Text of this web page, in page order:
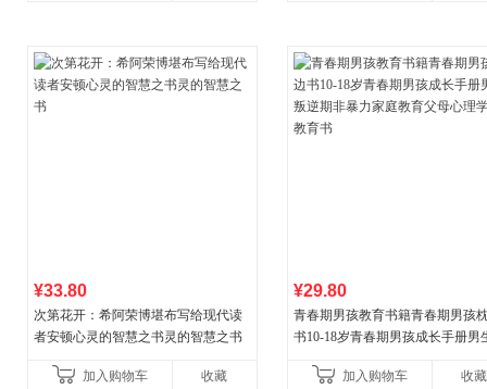
¥33.80
次第花开：希阿荣博堪布写给现代读
者安顿心灵的智慧之书灵的智慧之书
加入购物车 收藏
¥29.80
青春期男孩教育书籍青春期男孩
书10-18岁青春期男孩成长手册男
育书
加入购物车 收藏